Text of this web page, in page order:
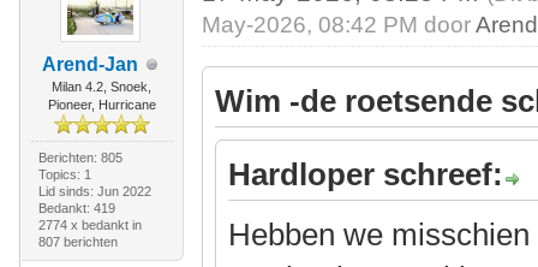
Arend-Jan
Milan 4.2, Snoek,
Pioneer, Hurricane
Berichten: 805
Topics: 1
Lid sinds: Jun 2022
Bedankt: 419
2774 x bedankt in
807 berichten
May-2026, 08:42 PM door
Wim -de roetsende
Hardloper schreef:
Hebben we